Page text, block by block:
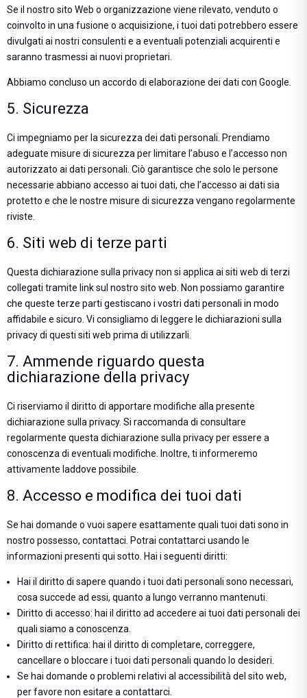
Se il nostro sito Web o organizzazione viene rilevato, venduto o
coinvolto in una fusione o acquisizione, i tuoi dati potrebbero essere
divulgati ai nostri consulenti e a eventuali potenziali acquirenti e
saranno trasmessi ai nuovi proprietari.
Abbiamo concluso un accordo di elaborazione dei dati con Google.
5. Sicurezza
Ci impegniamo per la sicurezza dei dati personali. Prendiamo
adeguate misure di sicurezza per limitare l’abuso e l’accesso non
autorizzato ai dati personali. Ciò garantisce che solo le persone
necessarie abbiano accesso ai tuoi dati, che l’accesso ai dati sia
protetto e che le nostre misure di sicurezza vengano regolarmente
riviste.
6. Siti web di terze parti
Questa dichiarazione sulla privacy non si applica ai siti web di terzi
collegati tramite link sul nostro sito web. Non possiamo garantire
che queste terze parti gestiscano i vostri dati personali in modo
affidabile e sicuro. Vi consigliamo di leggere le dichiarazioni sulla
privacy di questi siti web prima di utilizzarli.
7. Ammende riguardo questa
dichiarazione della privacy
Ci riserviamo il diritto di apportare modifiche alla presente
dichiarazione sulla privacy. Si raccomanda di consultare
regolarmente questa dichiarazione sulla privacy per essere a
conoscenza di eventuali modifiche. Inoltre, ti informeremo
attivamente laddove possibile.
8. Accesso e modifica dei tuoi dati
Se hai domande o vuoi sapere esattamente quali tuoi dati sono in
nostro possesso, contattaci. Potrai contattarci usando le
informazioni presenti qui sotto. Hai i seguenti diritti:
Hai il diritto di sapere quando i tuoi dati personali sono necessari,
cosa succede ad essi, quanto a lungo verranno mantenuti.
Diritto di accesso: hai il diritto ad accedere ai tuoi dati personali dei
quali siamo a conoscenza.
Diritto di rettifica: hai il diritto di completare, correggere,
cancellare o bloccare i tuoi dati personali quando lo desideri.
Se hai domande o problemi relativi al accessibilità del sito web,
per favore non esitare a contattarci.